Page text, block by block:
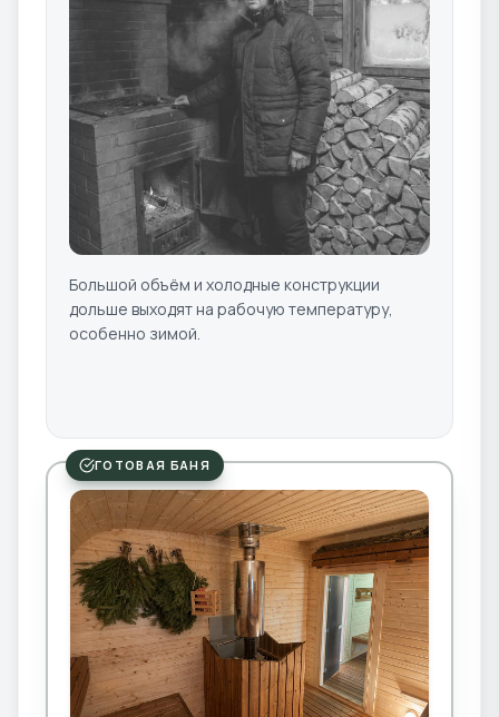
Большой объём и холодные конструкции
дольше выходят на рабочую температуру,
особенно зимой.
ГОТОВАЯ БАНЯ